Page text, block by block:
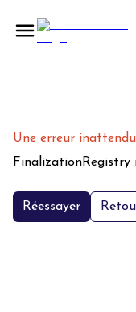
Une erreur
FinalizationRegistry
Réessayer